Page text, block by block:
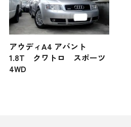
アウディA4 アバント
1.8T クワトロ スポーツ
4WD